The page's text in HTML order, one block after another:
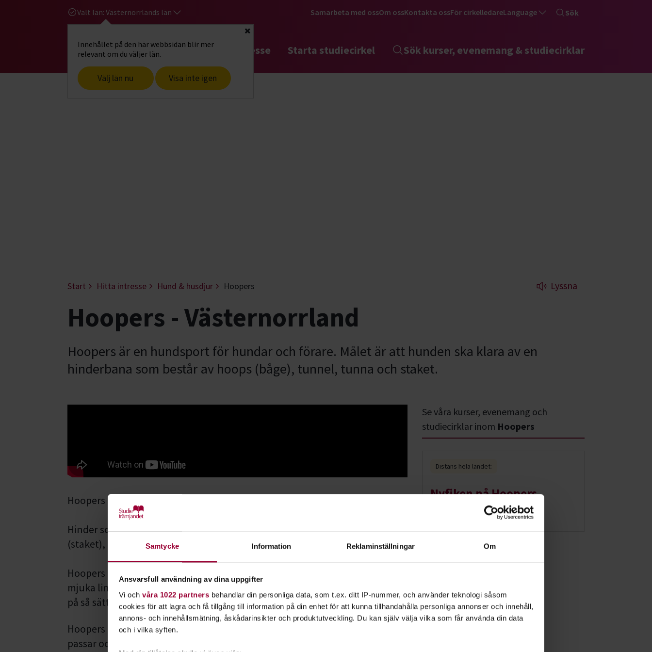
Samtycke Information Reklaminställningar Om
Ansvarsfull användning av dina uppgifter
Vi och våra 1022 partners behandlar din personliga data, som t.ex. ditt IP-nummer, och använder teknologi såsom
cookies för att lagra och få tillgång till information på din enhet för att kunna tillhandahålla personliga annonser och innehåll,
annons- och innehållsmätning, åskådarinsikter och produktutveckling. Du kan själv välja vilka som får använda din data
och i vilka syften.
Valt län: Västernorrlands län
Innehållet på den här webbsidan blir mer
relevant om du väljer län.
Välj län nu Visa inte igen
Stäng
Samarbeta med ossOm ossKontakta ossFör cirkelledareLanguage Sök
Gå till studiefrämjandets startsidaHitta intresse Starta studiecirkel Sök kurser, evenemang & studiecirklar
Start Hitta intresse Hund & husdjur Hoopers Lyssna
Hoopers - Västernorrland
Hoopers är en hundsport för hundar och förare. Målet är att hunden ska klara av en
hinderbana som består av hoops (båge), tunnel, tunna och staket.
Hoopers har flera likheter med agility, men i hoopers finns bara fyra hinder.
Hinder som hunden antingen springer igenom (bågar och tunnlar), bakom
(staket), eller runt (tunnor) för att byta riktning.
Hoopers innehåller inga hopp eller balansgångar. Banorna är byggda i
mjuka linjer för att undvika skarpa svängar och vridningar. Hoopers kräver
på så sätt mindre av hunden och är enklare än agility.
Hoopers passar alla hundar, oberoende av ålder, ras och storlek. Hoopers
passar också för hundar som inte får hoppa på grund av fysiska
Se våra kurser, evenemang och
studiecirklar inom Hoopers
Distans hela landet:
Nyfiken på Hoopers